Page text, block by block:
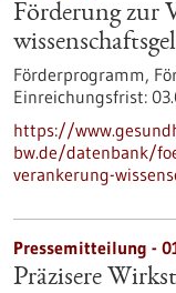
Förderung zur
Förderprogramm,
Einreichungsfrist:
https://
bw.de/datenbank/
verankerung-
Pressemitteilung -
Präzisere